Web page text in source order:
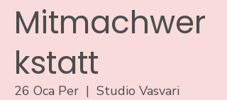
Mitmachwer
kstatt
26 Oca Per
  |
Studio Vasvari